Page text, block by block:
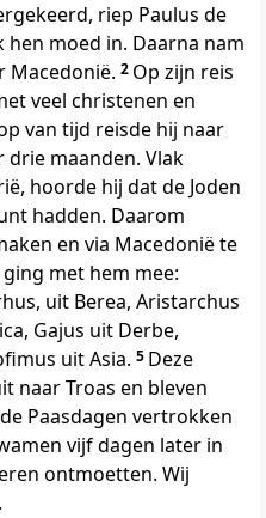
riep Paulus de
moed in. Daarna nam
Macedonië. 2 Op zijn reis
veel christenen en
van tijd reisde hij naar
drie maanden. Vlak
hoorde hij dat de Joden
hadden. Daarom
en via Macedonië te
met hem mee:
uit Berea, Aristarchus
Gajus uit Derbe,
uit Asia. 5 Deze
naar Troas en bleven
Paasdagen vertrokken
vijf dagen later in
ontmoetten. Wij